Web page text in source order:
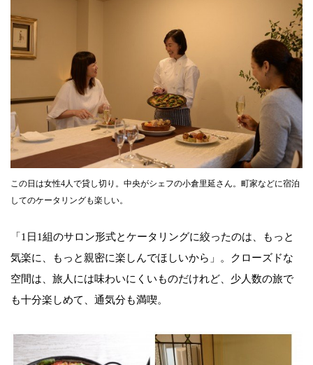
この日は女性4人で貸し切り。中央がシェフの小倉里延さん。町家などに宿泊
してのケータリングも楽しい。
「1日1組のサロン形式とケータリングに絞ったのは、もっと
気楽に、もっと親密に楽しんでほしいから」。クローズドな
空間は、旅人には味わいにくいものだけれど、少人数の旅で
も十分楽しめて、通気分も満喫。